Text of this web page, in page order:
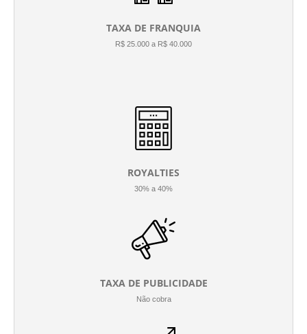
TAXA DE FRANQUIA
R$ 25.000 a R$ 40.000
ROYALTIES
30% a 40%
TAXA DE PUBLICIDADE
Não cobra